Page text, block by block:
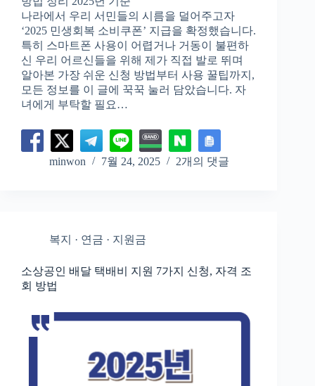
나라에서 우리 서민들의 시름을 덜어주고자
‘2025 민생회복 소비쿠폰’ 지급을 확정했습니다.
특히 스마트폰 사용이 어렵거나 거동이 불편하
신 우리 어르신들을 위해 제가 직접 발로 뛰며
알아본 가장 쉬운 신청 방법부터 사용 꿀팁까지,
모든 정보를 이 글에 꾹꾹 눌러 담았습니다. 자
녀에게 부탁할 필요…
minwon 7월 24, 2025 2개의 댓글
복지 · 연금 · 지원금
소상공인 배달 택배비 지원 7가지 신청, 자격 조
회 방법